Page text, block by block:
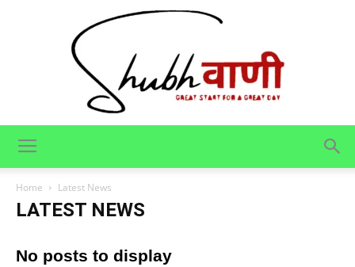
Home Latest News
LATEST NEWS
No posts to display